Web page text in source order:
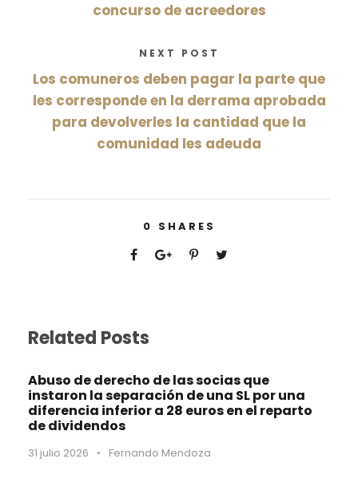
concurso de acreedores
NEXT POST
Los comuneros deben pagar la parte que
les corresponde en la derrama aprobada
para devolverles la cantidad que la
comunidad les adeuda
0 SHARES
Related Posts
Abuso de derecho de las socias que
instaron la separación de una SL por una
diferencia inferior a 28 euros en el reparto
de dividendos
31 julio 2026 • Fernando Mendoza